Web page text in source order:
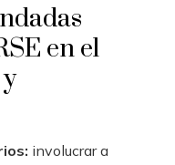
en el
involucrar a